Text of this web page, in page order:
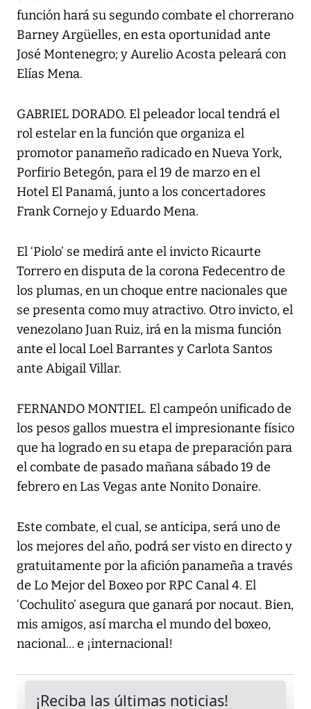
función hará su segundo combate el chorrerano
Barney Argüelles, en esta oportunidad ante
José Montenegro; y Aurelio Acosta peleará con
Elías Mena.
GABRIEL DORADO. El peleador local tendrá el
rol estelar en la función que organiza el
promotor panameño radicado en Nueva York,
Porfirio Betegón, para el 19 de marzo en el
Hotel El Panamá, junto a los concertadores
Frank Cornejo y Eduardo Mena.
El ‘Piolo’ se medirá ante el invicto Ricaurte
Torrero en disputa de la corona Fedecentro de
los plumas, en un choque entre nacionales que
se presenta como muy atractivo. Otro invicto, el
venezolano Juan Ruiz, irá en la misma función
ante el local Loel Barrantes y Carlota Santos
ante Abigail Villar.
FERNANDO MONTIEL. El campeón unificado de
los pesos gallos muestra el impresionante físico
que ha logrado en su etapa de preparación para
el combate de pasado mañana sábado 19 de
febrero en Las Vegas ante Nonito Donaire.
Este combate, el cual, se anticipa, será uno de
los mejores del año, podrá ser visto en directo y
gratuitamente por la afición panameña a través
de Lo Mejor del Boxeo por RPC Canal 4. El
‘Cochulito’ asegura que ganará por nocaut. Bien,
mis amigos, así marcha el mundo del boxeo,
nacional… e ¡internacional!